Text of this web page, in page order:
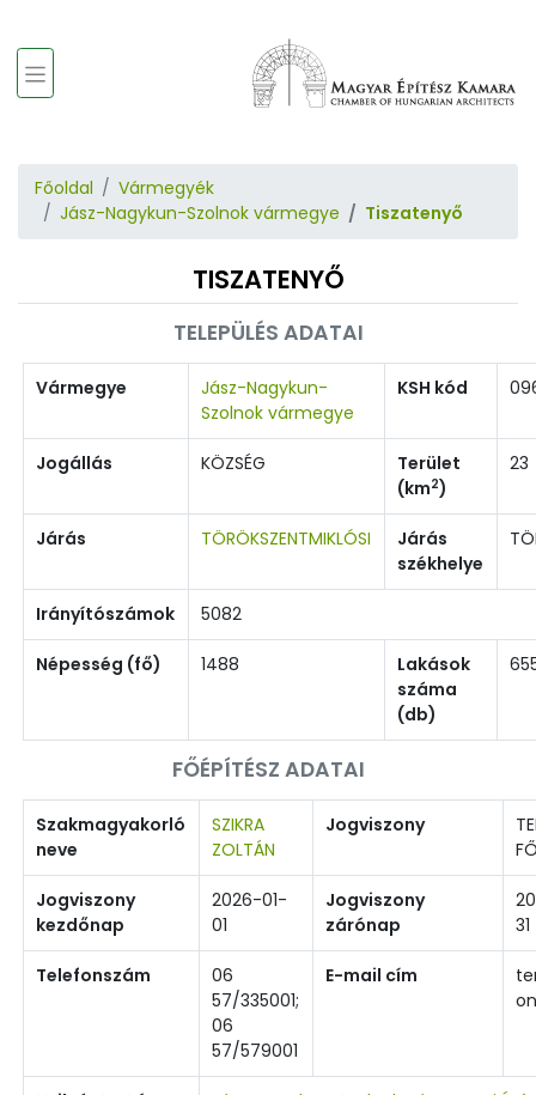
Főoldal
Vármegyék
Jász-Nagykun-Szolnok vármegye
Tiszatenyő
TISZATENYŐ
TELEPÜLÉS ADATAI
Vármegye
Jász-Nagykun-
Szolnok vármegye
KSH kód
Jogállás KÖZSÉG
Terület
(km2)
23
Járás TÖRÖKSZENTMIKLÓSI
Járás
székhelye
Irányítószámok 5082
Népesség (fő) 1488
Lakások
száma
(db)
FŐÉPÍTÉSZ ADATAI
Szakmagyakorló
neve
SZIKRA
ZOLTÁN
Jogviszony
Jogviszony
kezdőnap
2026-01-
01
Jogviszony
zárónap
31
Telefonszám
06
57/335001;
06
57/579001
E-mail cím